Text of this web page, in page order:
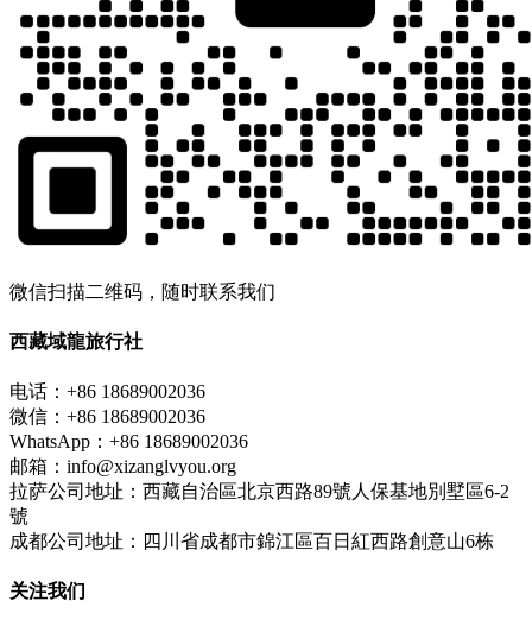
微信扫描二维码，随时联系我们
西藏域龍旅行社
电话：+86 18689002036
微信：+86 18689002036
WhatsApp：+86 18689002036
邮箱：info@xizanglvyou.org
拉萨公司地址：西藏自治區北京西路89號人保基地別墅區6-2
號
成都公司地址：四川省成都市錦江區百日紅西路創意山6栋
关注我们